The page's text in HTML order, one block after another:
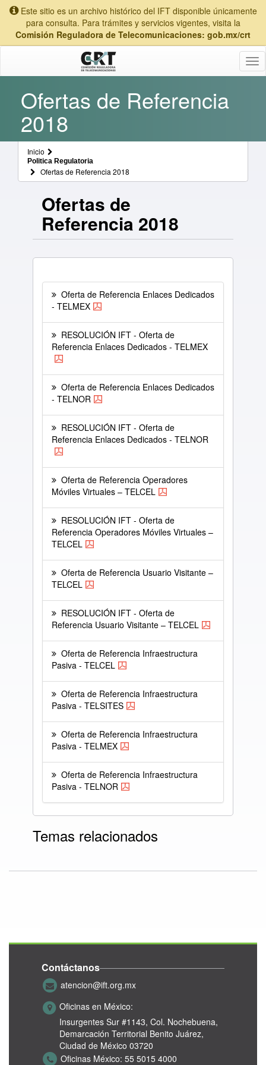
Este sitio es un archivo histórico del IFT disponible únicamente
para consulta. Para trámites y servicios vigentes, visita la
Comisión Reguladora de Telecomunicaciones: gob.mx/crt
Ofertas de Referencia
2018
Inicio
Politica Regulatoria
Ofertas de Referencia 2018
Ofertas de
Referencia 2018
Oferta de Referencia Enlaces Dedicados
- TELMEX
RESOLUCIÓN IFT - Oferta de
Referencia Enlaces Dedicados - TELMEX
Oferta de Referencia Enlaces Dedicados
- TELNOR
RESOLUCIÓN IFT - Oferta de
Referencia Enlaces Dedicados - TELNOR
Oferta de Referencia Operadores
Móviles Virtuales – TELCEL
RESOLUCIÓN IFT - Oferta de
Referencia Operadores Móviles Virtuales –
TELCEL
Oferta de Referencia Usuario Visitante –
TELCEL
RESOLUCIÓN IFT - Oferta de
Referencia Usuario Visitante – TELCEL
Oferta de Referencia Infraestructura
Pasiva - TELCEL
Oferta de Referencia Infraestructura
Pasiva - TELSITES
Oferta de Referencia Infraestructura
Pasiva - TELMEX
Oferta de Referencia Infraestructura
Pasiva - TELNOR
Temas relacionados
Contáctanos
atencion@ift.org.mx
Oficinas en México:
Insurgentes Sur #1143, Col. Nochebuena,
Demarcación Territorial Benito Juárez,
Ciudad de México 03720
Oficinas México: 55 5015 4000